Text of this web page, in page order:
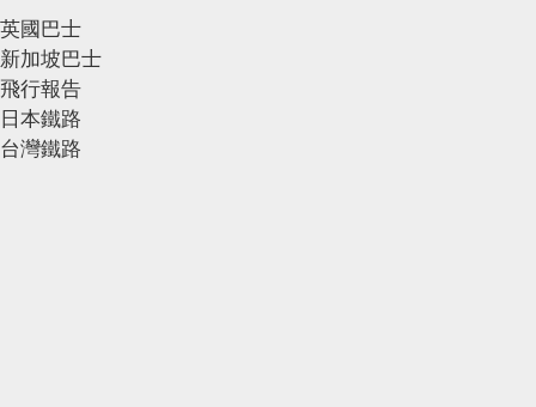
英國巴士
新加坡巴士
飛行報告
日本鐵路
台灣鐵路